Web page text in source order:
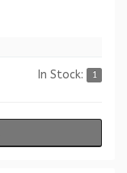
In Stock: 1